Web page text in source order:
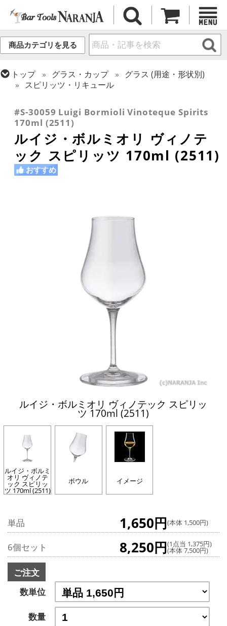
商品カテゴリを見る
トップ グラス・カップ
グラス (用途・形状別)
スピリッツ・リキュール
その他ブランド
#S-30059 Luigi Bormioli Vinoteque Spirits
170ml (2511)
ルイジ・ボルミオリ ヴィノテ
ック スピリッツ 170ml (2511)
おすすめ
ルイジ・ボルミオリ ヴィノテック スピリッ
ツ 170ml (2511)
ルイジ・ボルミ
オリ ヴィノテ
ック スピリッ
ツ 170ml (2511)
ボウル イメージ
単品 1,650円(本体 1,500円)
6個セット 8,250円(1点当 1,375円)
(本体 7,500円)
ご注文
数単位
数量